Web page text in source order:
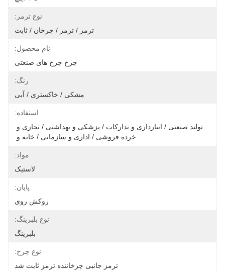
نوع ترمز:
ترمز / ترمز / چرخان / ثابت
نام محصول:
چرخ چرخ های صنعتی
رنگ:
مشکی / خاکستری / آبی
استفاده:
خرده فروشی / اداری و سازمانی / خانه و
مواد:
لاستیک
پایان:
روکش روی
نوع بلبرینگ:
بلبرینگ
نوع چرخ:
ترمز جانبی چرخاننده ترمز ثابت شد